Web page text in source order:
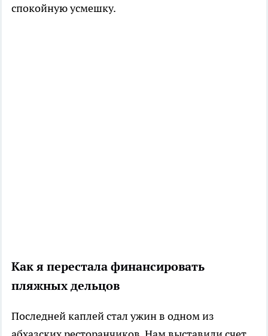
спокойную усмешку.
Как я перестала финансировать
пляжных дельцов
Последней каплей стал ужин в одном из